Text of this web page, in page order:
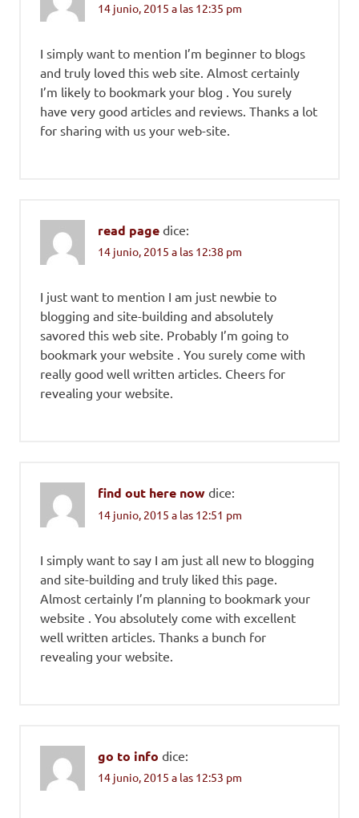
14 junio, 2015 a las 12:35 pm
I simply want to mention I’m beginner to blogs
and truly loved this web site. Almost certainly
I’m likely to bookmark your blog . You surely
have very good articles and reviews. Thanks a lot
for sharing with us your web-site.
read page dice:
14 junio, 2015 a las 12:38 pm
I just want to mention I am just newbie to
blogging and site-building and absolutely
savored this web site. Probably I’m going to
bookmark your website . You surely come with
really good well written articles. Cheers for
revealing your website.
find out here now dice:
14 junio, 2015 a las 12:51 pm
I simply want to say I am just all new to blogging
and site-building and truly liked this page.
Almost certainly I’m planning to bookmark your
website . You absolutely come with excellent
well written articles. Thanks a bunch for
revealing your website.
go to info dice:
14 junio, 2015 a las 12:53 pm